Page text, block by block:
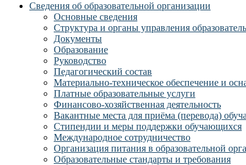
Сведения об образовательной организации
Основные сведения
Структура и органы управления
Документы
Образование
Руководство
Педагогический состав
Материально-техническое обеспечение и
Платные образовательные услуги
Финансово-хозяйственная деятельность
Вакантные места для приёма (перевода)
Стипендии и меры поддержки обучающихся
Международное сотрудничество
Организация питания в образовательной
Образовательные стандарты и требования